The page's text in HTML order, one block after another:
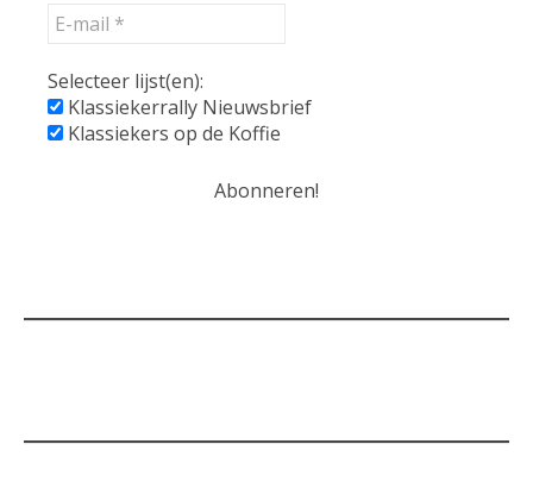
Selecteer lijst(en):
Klassiekerrally Nieuwsbrief
Klassiekers op de Koffie